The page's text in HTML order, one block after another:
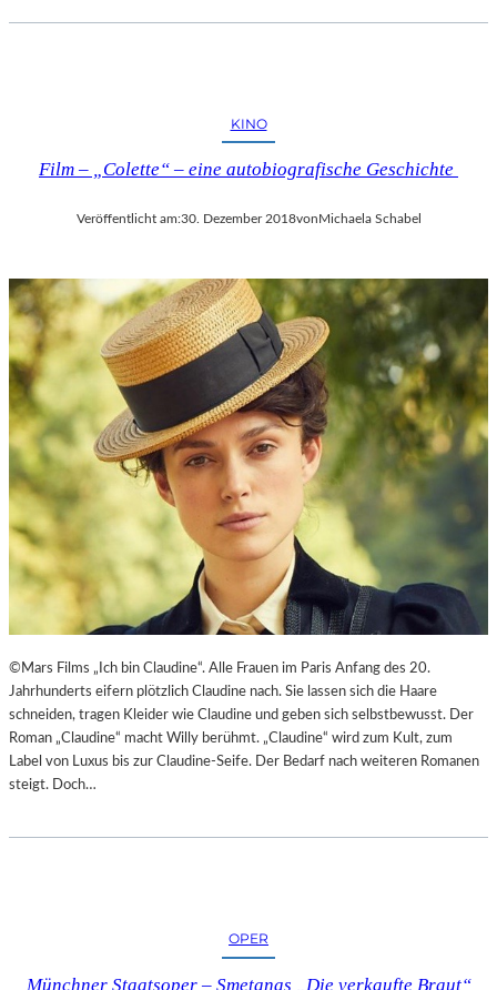
KINO
Film – „Colette“ – eine autobiografische Geschichte
Veröffentlicht am:30. Dezember 2018vonMichaela Schabel
©Mars Films „Ich bin Claudine“. Alle Frauen im Paris Anfang des 20.
Jahrhunderts eifern plötzlich Claudine nach. Sie lassen sich die Haare
schneiden, tragen Kleider wie Claudine und geben sich selbstbewusst. Der
Roman „Claudine“ macht Willy berühmt. „Claudine“ wird zum Kult, zum
Label von Luxus bis zur Claudine-Seife. Der Bedarf nach weiteren Romanen
steigt. Doch…
OPER
Münchner Staatsoper – Smetanas „Die verkaufte Braut“